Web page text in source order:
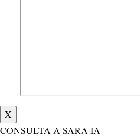
X
CONSULTA A SARA IA